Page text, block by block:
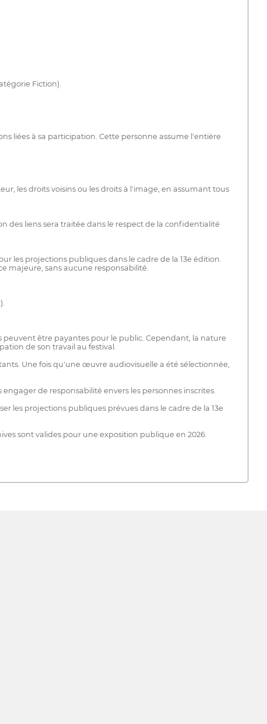
Fiction).
liées à sa participation. Cette personne assume l'entière
les droits voisins ou les droits à l'image, en assumant tous
des liens sera traitée dans le respect de la confidentialité
les projections publiques dans le cadre de la 13e édition.
majeure, sans aucune responsabilité.
être payantes pour le public. Cependant, la nature
de son travail au festival.
Une fois qu'une œuvre audiovisuelle a été sélectionnée,
de responsabilité envers les personnes inscrites.
les projections publiques prévues dans le cadre de la 13e
sont valides pour une exposition publique en 2026.